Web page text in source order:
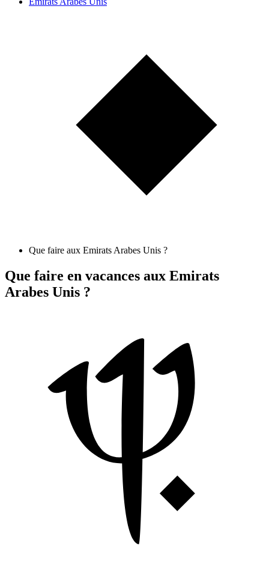
Que faire aux Emirats Arabes Unis ?
Que faire en vacances aux Emirats
Arabes Unis ?